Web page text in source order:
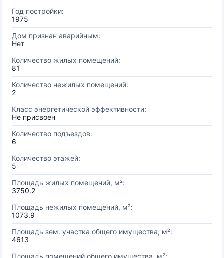
Год постройки:
1975
Дом признан аварийным:
Нет
Количество жилых помещений:
81
Количество нежилых помещений:
2
Класс энергетической эффективности:
Не присвоен
Количество подъездов:
6
Количество этажей:
5
Площадь жилых помещений, м²:
3750.2
Площадь нежилых помещений, м²:
1073.9
Площадь зем. участка общего имущества, м²:
4613
Площадь помещений общего имущества, м²: